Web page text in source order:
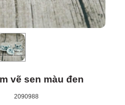
vẽ sen màu đen
2090988